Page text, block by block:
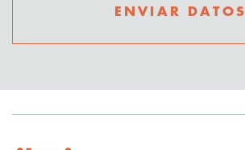
ENVIAR DATOS